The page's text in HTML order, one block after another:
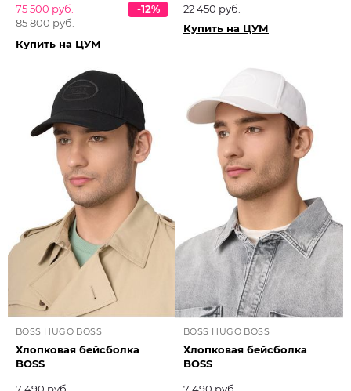
75 500 руб.
85 800 руб.
-12%
Купить на ЦУМ
22 450 руб.
Купить на ЦУМ
BOSS HUGO BOSS
Хлопковая бейсболка
BOSS
BOSS HUGO BOSS
Хлопковая бейсболка
BOSS